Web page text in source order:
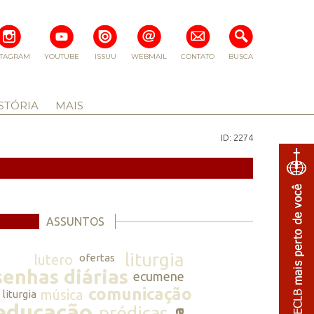
BUSCA
CONTATO
WEBMAIL
ISSUU
YOUTUBE
MAIS
ID: 2274
ASSUNTOS
lutero ofertas liturgia
diárias ecumene
liturgia música comunicação